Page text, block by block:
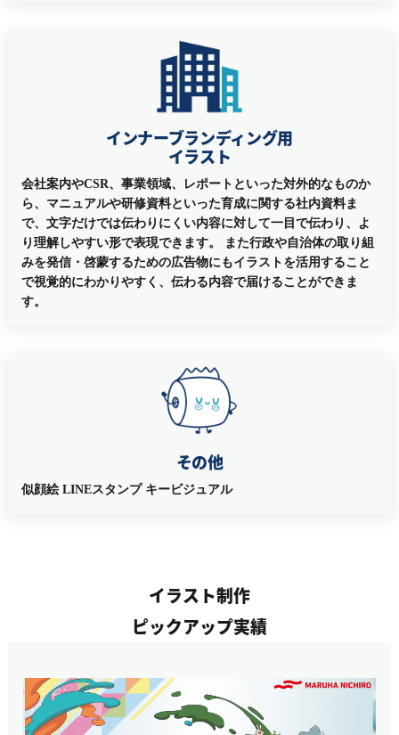
インナーブランディング用
イラスト
会社案内やCSR、事業領域、レポートといった対外的なものか
ら、マニュアルや研修資料といった育成に関する社内資料ま
で、文字だけでは伝わりにくい内容に対して一目で伝わり、よ
り理解しやすい形で表現できます。 また行政や自治体の取り組
みを発信・啓蒙するための広告物にもイラストを活用すること
で視覚的にわかりやすく、伝わる内容で届けることができま
す。
その他
似顔絵 LINEスタンプ キービジュアル
イラスト制作
ピックアップ実績